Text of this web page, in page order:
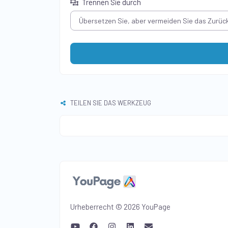
TEILEN SIE DAS WERKZEUG
Urheberrecht © 2026 YouPage